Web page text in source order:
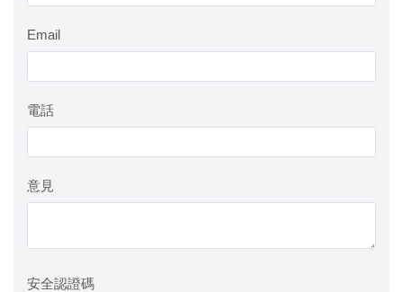
Email
電話
意見
安全認證碼